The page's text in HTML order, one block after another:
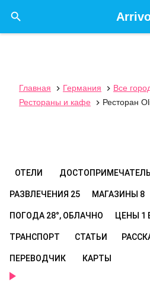

Главная  Германия  Все
Рестораны и кафе
 Ресторан
ОТЕЛИ
РАЗВЛЕЧЕНИЯ 25 МАГАЗИНЫ 8
ПОГОДА 28°, ОБЛАЧНО ЦЕНЫ 1
ТРАНСПОРТ СТАТЬИ
ПЕРЕВОДЧИК КАРТЫ
